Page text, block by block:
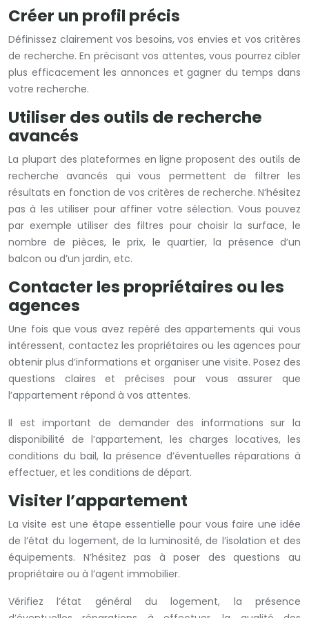
Créer un profil précis
Définissez clairement vos besoins, vos envies et vos critères
de recherche. En précisant vos attentes, vous pourrez cibler
plus efficacement les annonces et gagner du temps dans
votre recherche.
Utiliser des outils de recherche
avancés
La plupart des plateformes en ligne proposent des outils de
recherche avancés qui vous permettent de filtrer les
résultats en fonction de vos critères de recherche. N’hésitez
pas à les utiliser pour affiner votre sélection. Vous pouvez
par exemple utiliser des filtres pour choisir la surface, le
nombre de pièces, le prix, le quartier, la présence d’un
balcon ou d’un jardin, etc.
Contacter les propriétaires ou les
agences
Une fois que vous avez repéré des appartements qui vous
intéressent, contactez les propriétaires ou les agences pour
obtenir plus d’informations et organiser une visite. Posez des
questions claires et précises pour vous assurer que
l’appartement répond à vos attentes.
Il est important de demander des informations sur la
disponibilité de l’appartement, les charges locatives, les
conditions du bail, la présence d’éventuelles réparations à
effectuer, et les conditions de départ.
Visiter l’appartement
La visite est une étape essentielle pour vous faire une idée
de l’état du logement, de la luminosité, de l’isolation et des
équipements. N’hésitez pas à poser des questions au
propriétaire ou à l’agent immobilier.
Vérifiez l’état général du logement, la présence